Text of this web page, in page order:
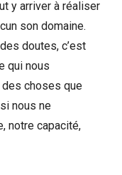
y arriver à réaliser
son domaine.
doutes, c’est
qui nous
des choses que
nous ne
notre capacité,